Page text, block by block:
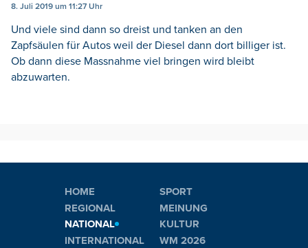
8. Juli 2019 um 11:27 Uhr
Und viele sind dann so dreist und tanken an den
Zapfsäulen für Autos weil der Diesel dann dort billiger ist.
Ob dann diese Massnahme viel bringen wird bleibt
abzuwarten.
HOME
REGIONAL
NATIONAL
INTERNATIONAL
SPORT
MEINUNG
KULTUR
WM 2026